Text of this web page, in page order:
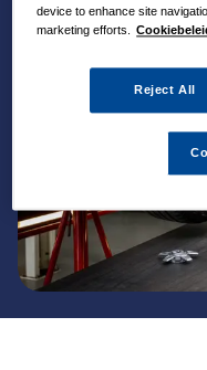
device to enhance site
marketing efforts.
Reject All